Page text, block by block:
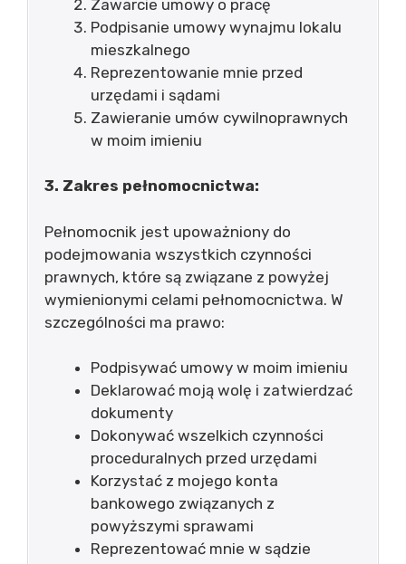
Zawarcie umowy o pracę
Podpisanie umowy wynajmu lokalu
mieszkalnego
Reprezentowanie mnie przed
urzędami i sądami
Zawieranie umów cywilnoprawnych
w moim imieniu
3. Zakres pełnomocnictwa:
Pełnomocnik jest upoważniony do
podejmowania wszystkich czynności
prawnych, które są związane z powyżej
wymienionymi celami pełnomocnictwa. W
szczególności ma prawo:
Podpisywać umowy w moim imieniu
Deklarować moją wolę i zatwierdzać
dokumenty
Dokonywać wszelkich czynności
proceduralnych przed urzędami
Korzystać z mojego konta
bankowego związanych z
powyższymi sprawami
Reprezentować mnie w sądzie